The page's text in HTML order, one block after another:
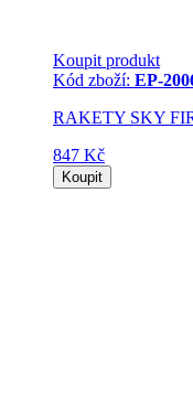
Koupit produkt
Kód zboží: EP-
RAKETY SKY
847 Kč
Koupit